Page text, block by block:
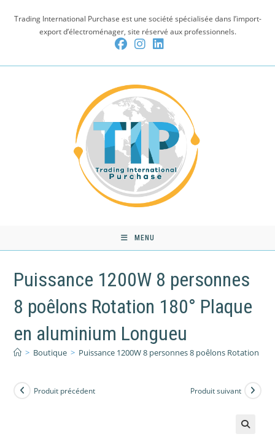
Trading International Purchase est une société spécialisée dans l’import-
export d’électroménager, site réservé aux professionnels.
MENU
Puissance 1200W 8 personnes
8 poêlons Rotation 180° Plaque
en aluminium Longueu
> Boutique > Puissance 1200W 8 personnes 8 poêlons Rotation
Produit précédent Produit suivant